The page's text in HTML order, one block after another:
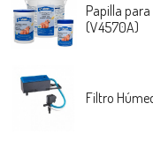
Papilla para
(V4570A)
Filtro